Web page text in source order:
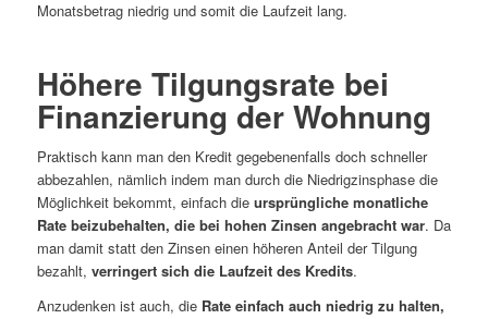
Monatsbetrag niedrig und somit die Laufzeit lang.
Höhere Tilgungsrate bei
Finanzierung der Wohnung
Praktisch kann man den Kredit gegebenenfalls doch schneller
abbezahlen, nämlich indem man durch die Niedrigzinsphase die
Möglichkeit bekommt, einfach die ursprüngliche monatliche
Rate beizubehalten, die bei hohen Zinsen angebracht war. Da
man damit statt den Zinsen einen höheren Anteil der Tilgung
bezahlt, verringert sich die Laufzeit des Kredits.
Anzudenken ist auch, die Rate einfach auch niedrig zu halten,